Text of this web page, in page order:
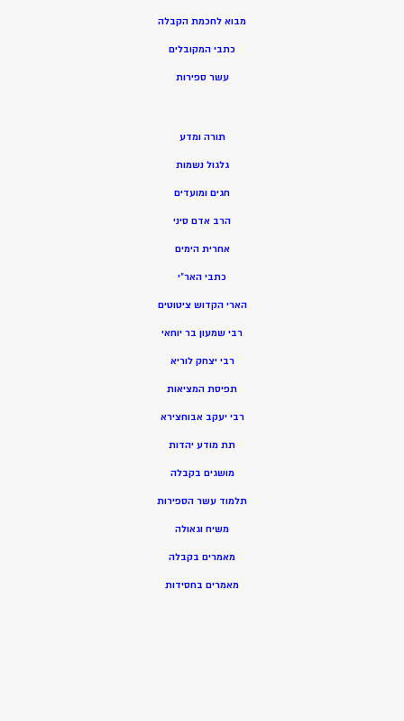
מבוא לחכמת הקבלה
כתבי המקובלים
עשר ספירות
תורה ומדע
גלגול נשמות
חגים ומועדים
הרב אדם סיני
אחרית הימים
כתבי האר”י
הארי הקדוש ציטוטים
רבי שמעון בר יוחאי
רבי יצחק לוריא
תפיסת המציאות
רבי יעקב אבוחצירא
תת מודע יהדות
מושגים בקבלה
תלמוד עשר הספירות
משיח וגאולה
מאמרים בקבלה
מאמרים בחסידות